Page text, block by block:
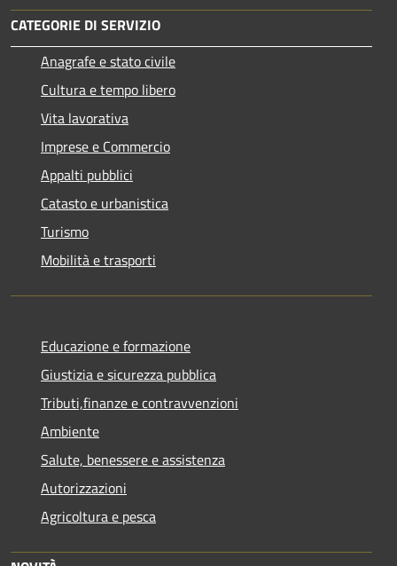
CATEGORIE DI SERVIZIO
Anagrafe e stato civile
Cultura e tempo libero
Vita lavorativa
Imprese e Commercio
Appalti pubblici
Catasto e urbanistica
Turismo
Mobilità e trasporti
Educazione e formazione
Giustizia e sicurezza pubblica
Tributi,finanze e contravvenzioni
Ambiente
Salute, benessere e assistenza
Autorizzazioni
Agricoltura e pesca